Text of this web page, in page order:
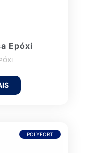
Epóxi
POLYFORT